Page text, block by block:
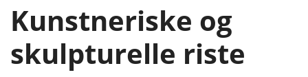
Kunstneriske og
skulpturelle riste